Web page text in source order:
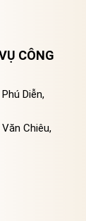
CÔNG
Diễn,
Chiêu,